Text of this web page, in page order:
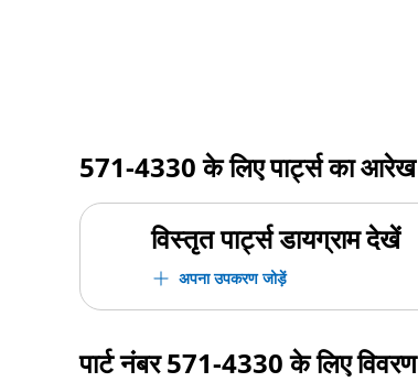
571-4330के लिए पार्ट्स का आरेख
विस्तृत पार्ट्स डायग्राम देखें
अपना उपकरण जोड़ें
पार्ट नंबर571-4330के लिए विवरण